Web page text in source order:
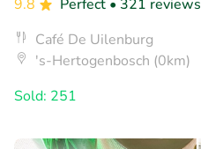
9.8
Perfect • 321 reviews
Café De Uilenburg
's-Hertogenbosch (0km)
Sold: 251